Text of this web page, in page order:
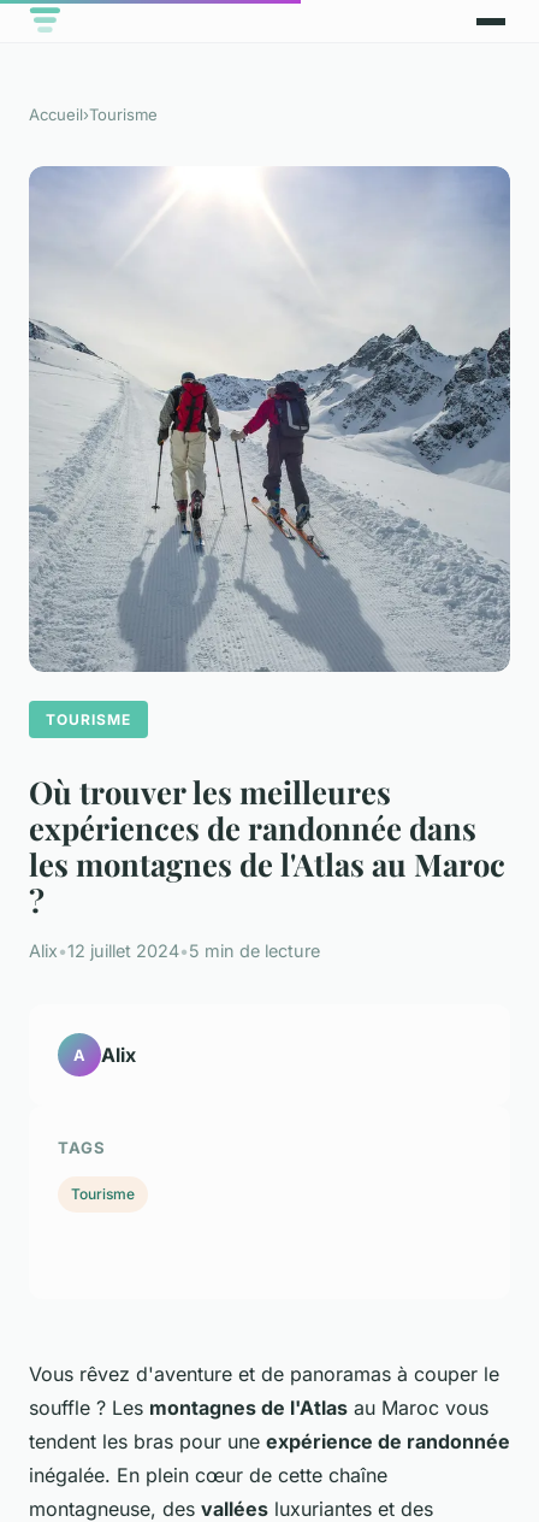
Accueil›Tourisme
TOURISME
Où trouver les meilleures
expériences de randonnée dans
les montagnes de l'Atlas au Maroc
?
Alix•12 juillet 2024•5 min de lecture
Vous rêvez d'aventure et de panoramas à couper le
souffle ? Les montagnes de l'Atlas au Maroc vous
tendent les bras pour une expérience de randonnée
inégalée. En plein cœur de cette chaîne
montagneuse, des vallées luxuriantes et des
A Alix
TAGS
Tourisme